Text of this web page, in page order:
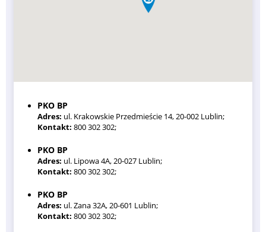
PKO BP
Adres: ul. Krakowskie Przedmieście 14, 20-002 Lublin;
Kontakt: 800 302 302;
PKO BP
Adres: ul. Lipowa 4A, 20-027 Lublin;
Kontakt: 800 302 302;
PKO BP
Adres: ul. Zana 32A, 20-601 Lublin;
Kontakt: 800 302 302;